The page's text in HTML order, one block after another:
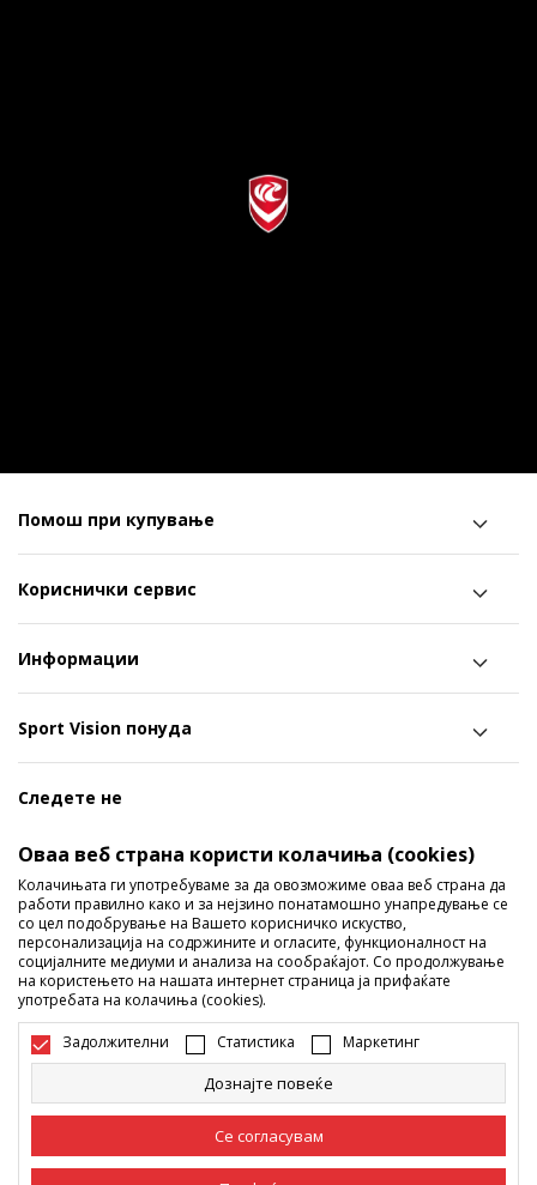
Помош при купување
Кориснички сервис
Информации
Sport Vision понуда
Следете не
Ги споделуваме нашите тајни со вас! Следете не на
социјалните мрежи и дознајте за попусти, промоции и
нови производи!
Промена
Оваа веб страна користи колачиња (cookies)
Колачињата ги употребуваме за да овозможиме оваа веб страна да
работи правилно како и за нејзино понатамошно унапредување се
со цел подобрување на Вашето корисничко искуство,
персонализација на содржините и огласите, функционалност на
социјалните медиуми и анализа на сообраќајот. Со продолжување
на користењето на нашата интернет страница ја прифаќате
употребата на колачиња (cookies).
Задолжителни Статистика Маркетинг
Дознајте повеќе
Се согласувам